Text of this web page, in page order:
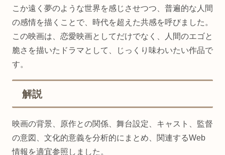
こか遠く夢のような世界を感じさせつつ、普遍的な人間
の感情を描くことで、時代を超えた共感を呼びました。
この映画は、恋愛映画としてだけでなく、人間のエゴと
脆さを描いたドラマとして、じっくり味わいたい作品で
す。
解説
映画の背景、原作との関係、舞台設定、キャスト、監督
の意図、文化的意義を分析的にまとめ、関連するWeb
情報を適宜参照しました。